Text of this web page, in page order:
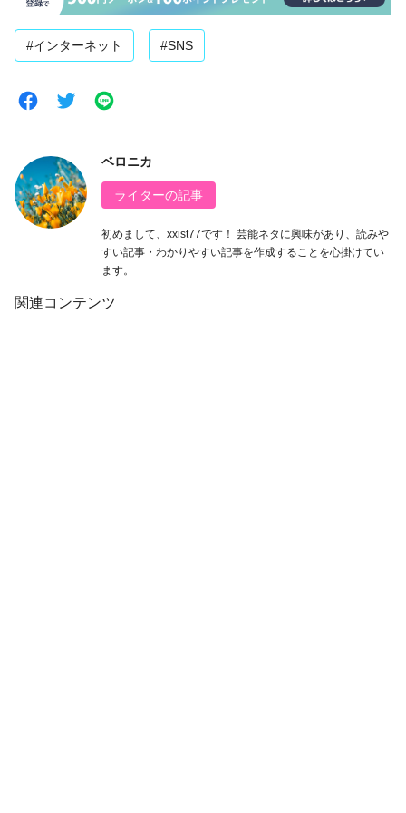
#インターネット #SNS
ベロニカ
ライターの記事
初めまして、xxist77です！ 芸能ネタに興味があり、読みや
すい記事・わかりやすい記事を作成することを心掛けてい
ます。
関連コンテンツ